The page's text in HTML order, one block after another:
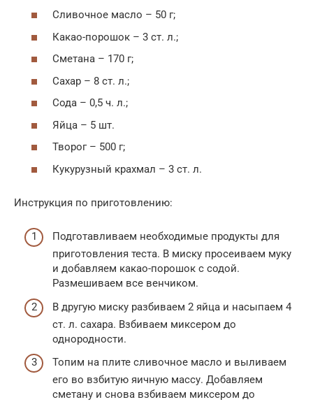
Сливочное масло – 50 г;
Какао-порошок – 3 ст. л.;
Сметана – 170 г;
Сахар – 8 ст. л.;
Сода – 0,5 ч. л.;
Яйца – 5 шт.
Творог – 500 г;
Кукурузный крахмал – 3 ст. л.
Инструкция по приготовлению:
Подготавливаем необходимые продукты для
приготовления теста. В миску просеиваем муку
и добавляем какао-порошок с содой.
Размешиваем все венчиком.
В другую миску разбиваем 2 яйца и насыпаем 4
ст. л. сахара. Взбиваем миксером до
однородности.
Топим на плите сливочное масло и выливаем
его во взбитую яичную массу. Добавляем
сметану и снова взбиваем миксером до